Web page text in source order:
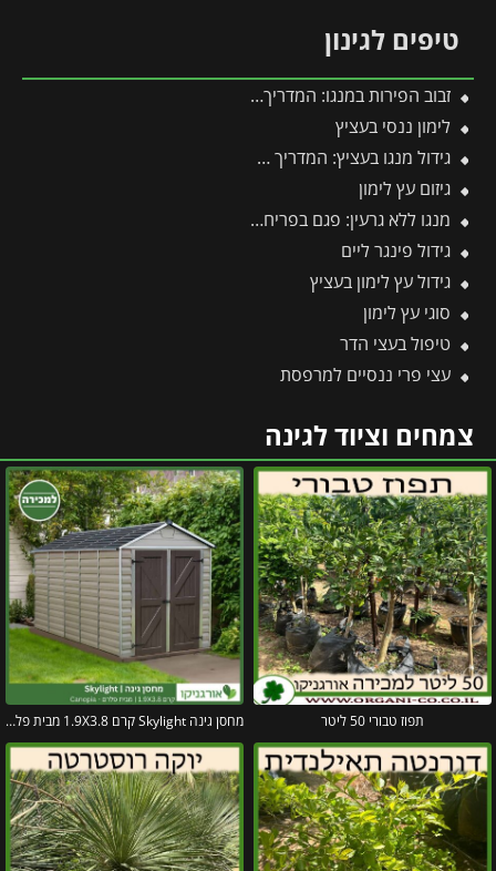
טיפים לגינון
זבוב הפירות במנגו: המדריך המלא להגנה על היבול מפני עקיצות וריקבון
לימון ננסי בעציץ
גידול מנגו בעציץ: המדריך המלא למקסום פרי במרפסת ובגינה
גיזום עץ לימון
מנגו ללא גרעין: פגם בפריחה או יתרון אקזוטי?
גידול פינגר ליים
גידול עץ לימון בעציץ
סוגי עץ לימון
טיפול בעצי הדר
עצי פרי ננסיים למרפסת
צמחים וציוד לגינה
תפוז טבורי 50 ליטר מחסן גינה Skylight קרם 1.9X3.8 מבית פלרם – קנופיה